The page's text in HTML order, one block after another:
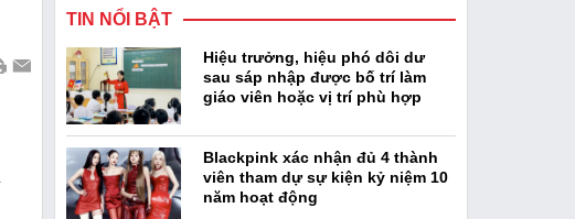
Podcast
TIN NỔI BẬT
Hiệu trưởng, hiệu phó dôi dư
sau sáp nhập được bố trí làm
giáo viên hoặc vị trí phù hợp
Blackpink xác nhận đủ 4 thành
viên tham dự sự kiện kỷ niệm 10
năm hoạt động